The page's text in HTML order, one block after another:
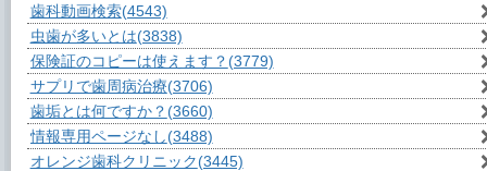
歯科動画検索(4543)
虫歯が多いとは(3838)
保険証のコピーは使えます？ (3779)
サプリで歯周病治療(3706)
歯垢とは何ですか？ (3660)
情報専用ページなし(3488)
オレンジ歯科クリニック(3445)